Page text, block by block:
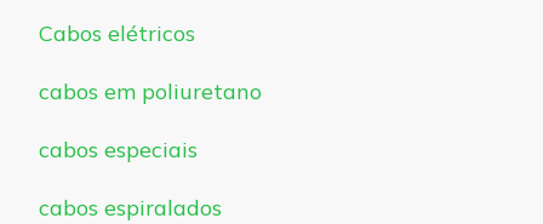
Cabos elétricos
cabos em poliuretano
cabos especiais
cabos espiralados